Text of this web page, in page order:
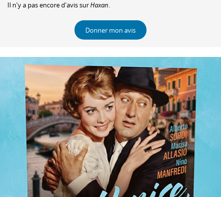
Il n'y a pas encore d'avis surHaxan.
Donner mon avis